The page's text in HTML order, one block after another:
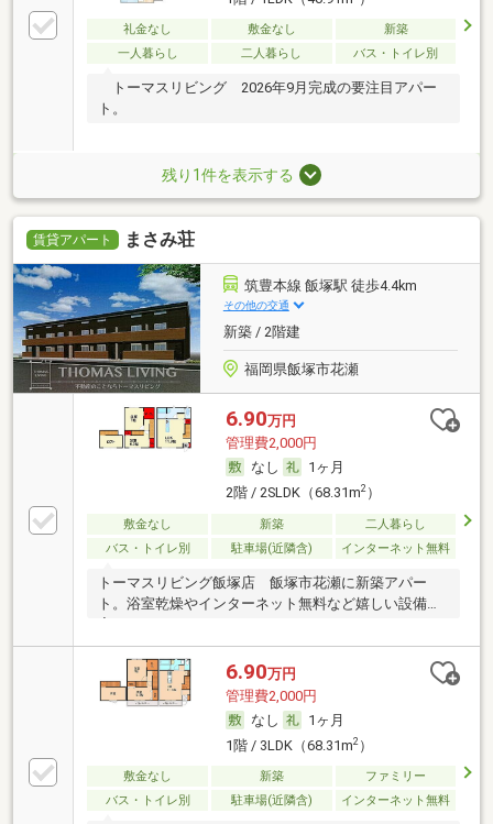
礼金なし 敷金なし
新築
一人暮らし
二人暮らし バス・トイレ別
トーマスリビング 2026年9月完成の要注目アパー
ト。
残り1件を表示する
賃貸アパート まさみ荘
筑豊本線 飯塚駅 徒歩4.4km
その他の交通
新築 / 2階建
福岡県飯塚市花瀬
6.90万円
管理費2,000円
なし
1ヶ月
2階 / 2SLDK（68.31m2）
敷金なし 新築
二人暮らし
バス・トイレ別
駐車場(近隣含) インターネット無料
トーマスリビング飯塚店 飯塚市花瀬に新築アパー
ト。浴室乾燥やインターネット無料など嬉しい設備充
実
6.90万円
管理費2,000円
なし
1ヶ月
1階 / 3LDK（68.31m2）
敷金なし 新築
ファミリー
バス・トイレ別
駐車場(近隣含) インターネット無料